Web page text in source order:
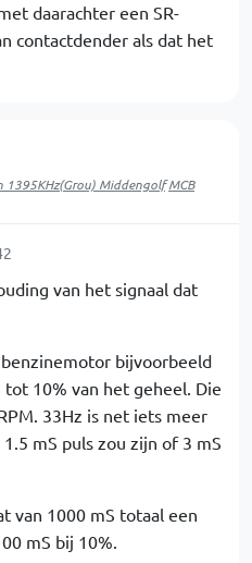
daarachter een SR-
contactdender als dat het
1395KHz(Grou) Middengolf MCB
van het signaal dat
bijvoorbeeld
10% van het geheel. Die
33Hz is net iets meer
mS puls zou zijn of 3 mS
van 1000 mS totaal een
mS bij 10%.